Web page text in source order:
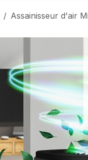
Assainisseur d'air